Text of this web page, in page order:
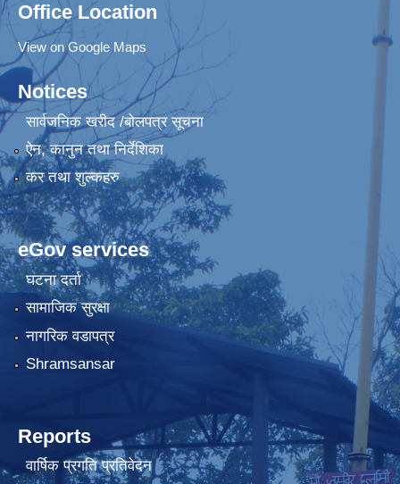
Office Location
View on Google Maps
Notices
सार्वजनिक खरीद /बोलपत्र सूचना
ऐन, कानुन तथा निर्देशिका
कर तथा शुल्कहरु
eGov services
घटना दर्ता
सामाजिक सुरक्षा
नागरिक वडापत्र
Shramsansar
Reports
वार्षिक प्रगति प्रतिवेदन